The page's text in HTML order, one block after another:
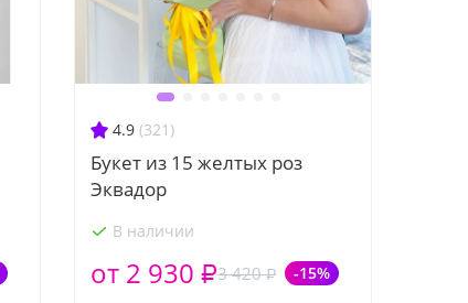
4.9 (321)
Букет из 15 желтых роз
Эквадор
В наличии
3 420 ₽ -15%
от 2 930 ₽